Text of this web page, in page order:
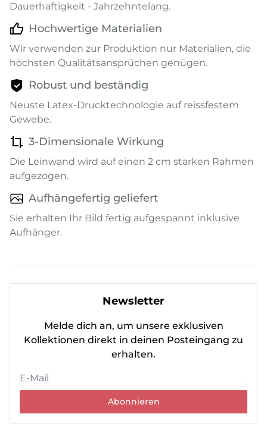
Dauerhaftigkeit - Jahrzehntelang.
Hochwertige Materialien
Wir verwenden zur Produktion nur Materialien, die
höchsten Qualitätsansprüchen genügen.
Robust und beständig
Neuste Latex-Drucktechnologie auf reissfestem
Gewebe.
3-Dimensionale Wirkung
Die Leinwand wird auf einen 2 cm starken Rahmen
aufgezogen.
Aufhängefertig geliefert
Sie erhalten Ihr Bild fertig aufgespannt inklusive
Aufhänger.
Newsletter
Melde dich an, um unsere exklusiven
Kollektionen direkt in deinen Posteingang zu
erhalten.
Abonnieren